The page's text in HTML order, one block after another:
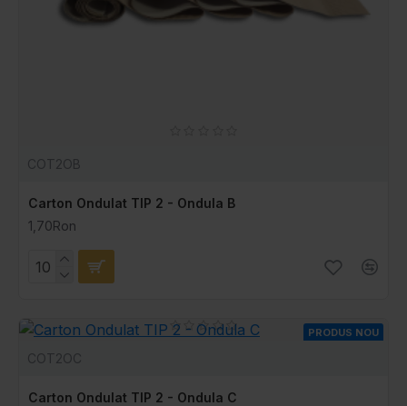
COT2OB
Carton Ondulat TIP 2 - Ondula B
1,70Ron
PRODUS NOU
COT2OC
Carton Ondulat TIP 2 - Ondula C